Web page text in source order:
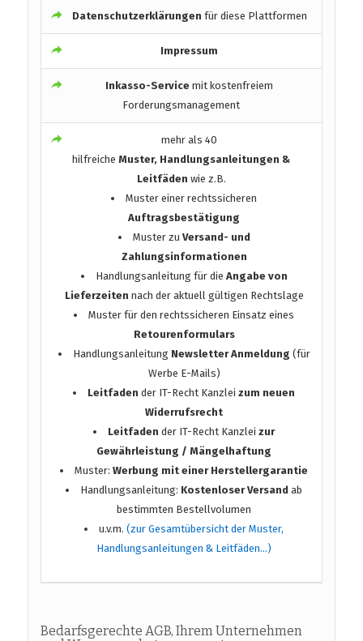
Datenschutzerklärungen für diese Plattformen
Impressum
Inkasso-Service mit kostenfreiem
Forderungsmanagement
mehr als 40
hilfreicheMuster, Handlungsanleitungen &
Leitfäden wie z.B.
Muster einer rechtssicheren
Auftragsbestätigung
Muster zu Versand- und
Zahlungsinformationen
Handlungsanleitung für die Angabe von
Lieferzeiten nach der aktuell gültigen Rechtslage
Muster für den rechtssicheren Einsatz eines
Retourenformulars
Handlungsanleitung Newsletter Anmeldung (für
Werbe E-Mails)
Leitfaden der IT-Recht Kanzleizum neuen
Widerrufsrecht
Leitfaden der IT-Recht Kanzleizur
Gewährleistung / Mängelhaftung
Muster:Werbung mit einer Herstellergarantie
Handlungsanleitung: Kostenloser Versand ab
bestimmten Bestellvolumen
u.v.m.(zur Gesamtübersicht der Muster,
Handlungsanleitungen & Leitfäden…)
Bedarfsgerechte AGB, Ihrem Unternehmen